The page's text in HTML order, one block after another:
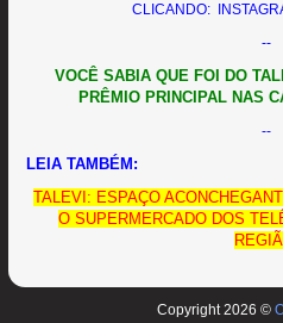
CLICANDO:
--
VOCÊ SABIA QUE FOI DO
PRÊMIO PRINCIPAL NAS
--
LEIA TAMBÉM:
TALEVI: ESPAÇO
O SUPERMERCADO DOS
Copyright 2026 ©